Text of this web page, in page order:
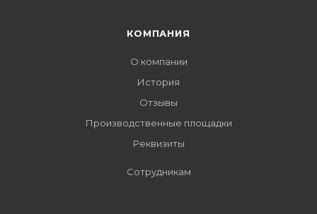
КОМПАНИЯ
О компании
История
Отзывы
Производственные площадки
Реквизиты
Сотрудникам